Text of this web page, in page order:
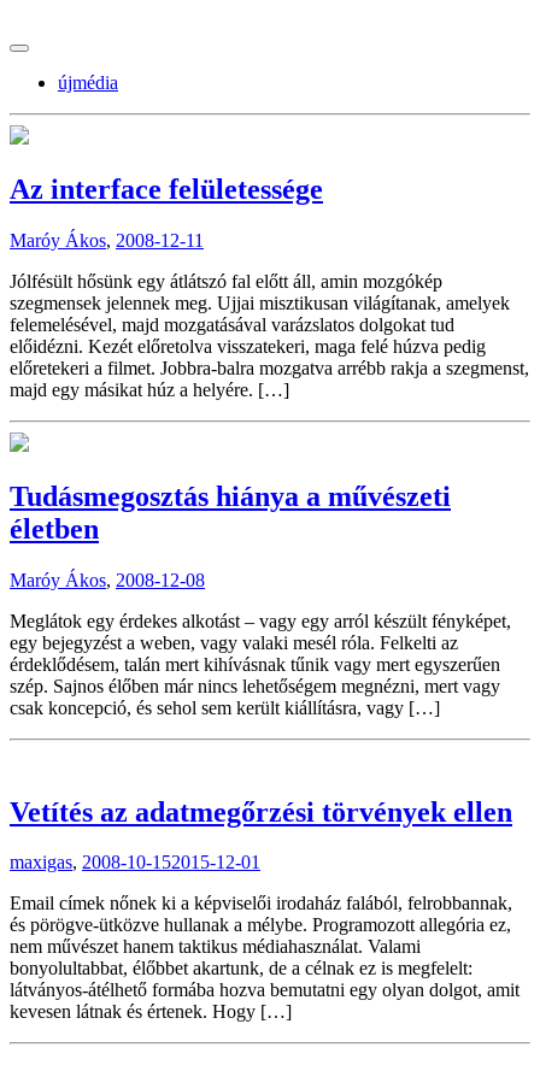
újmédia
Az interface felületessége
Maróy Ákos, 2008-12-11
Jólfésült hősünk egy átlátszó fal előtt áll, amin mozgókép
szegmensek jelennek meg. Ujjai misztikusan világítanak, amelyek
felemelésével, majd mozgatásával varázslatos dolgokat tud
előidézni. Kezét előretolva visszatekeri, maga felé húzva pedig
előretekeri a filmet. Jobbra-balra mozgatva arrébb rakja a szegmenst,
majd egy másikat húz a helyére. […]
Tudásmegosztás hiánya a művészeti
életben
Maróy Ákos, 2008-12-08
Meglátok egy érdekes alkotást – vagy egy arról készült fényképet,
egy bejegyzést a weben, vagy valaki mesél róla. Felkelti az
érdeklődésem, talán mert kihívásnak tűnik vagy mert egyszerűen
szép. Sajnos élőben már nincs lehetőségem megnézni, mert vagy
csak koncepció, és sehol sem került kiállításra, vagy […]
Vetítés az adatmegőrzési törvények ellen
maxigas, 2008-10-152015-12-01
Email címek nőnek ki a képviselői irodaház falából, felrobbannak,
és pörögve-ütközve hullanak a mélybe. Programozott allegória ez,
nem művészet hanem taktikus médiahasználat. Valami
bonyolultabbat, élőbbet akartunk, de a célnak ez is megfelelt:
látványos-átélhető formába hozva bemutatni egy olyan dolgot, amit
kevesen látnak és értenek. Hogy […]